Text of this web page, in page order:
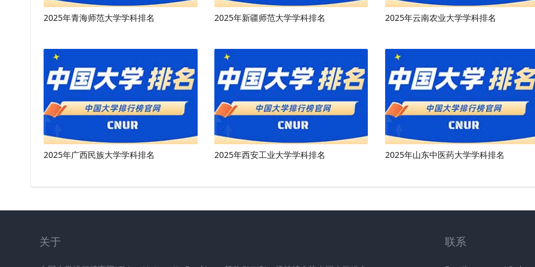
2025年青海师范大学学科排名 2025年新疆师范大学学科排名 2025年云南农业大学学科排名
2025年广西民族大学学科排名 2025年西安工业大学学科排名 2025年山东中医药大学学科排名
关于 联系